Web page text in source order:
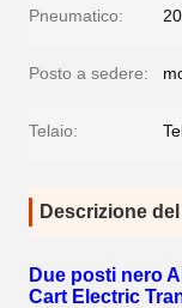
Pneumatico:
Posto a sedere:
Telaio:
Descrizione
Due posti nero
Cart Electric